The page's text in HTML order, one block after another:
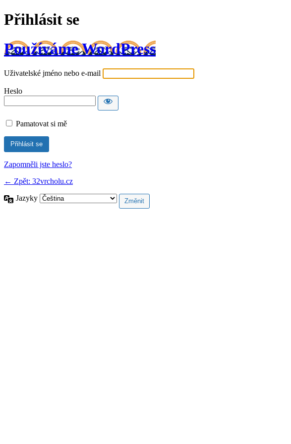
Přihlásit se
Používáme WordPress
Uživatelské jméno nebo e-mail
Heslo
Pamatovat si mě
Zapomněli jste heslo?
← Zpět: 32vrcholu.cz
Jazyky